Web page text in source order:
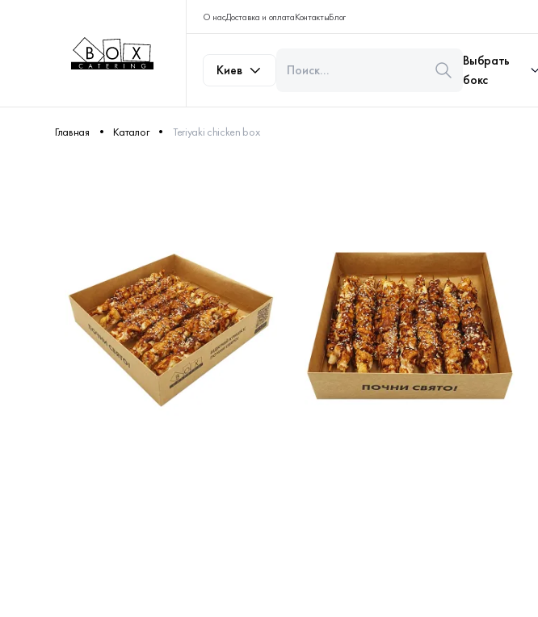
О насДоставка и оплатаКонтактыБлог
Киев
Выбрать
бокс
Главная Каталог Teriyaki chicken box